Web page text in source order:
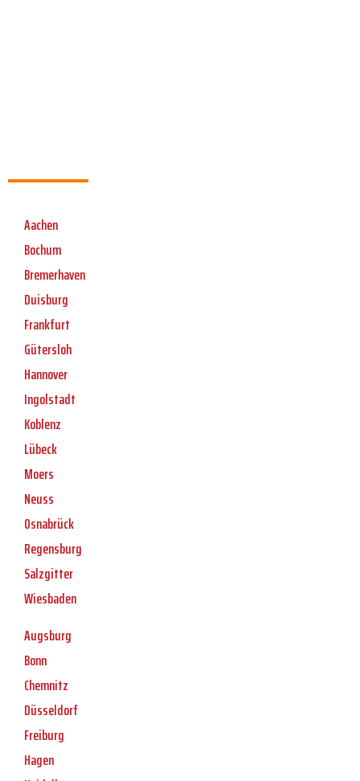
Aachen
Bochum
Bremerhaven
Duisburg
Frankfurt
Gütersloh
Hannover
Ingolstadt
Koblenz
Lübeck
Moers
Neuss
Osnabrück
Regensburg
Salzgitter
Wiesbaden
Augsburg
Bonn
Chemnitz
Düsseldorf
Freiburg
Hagen